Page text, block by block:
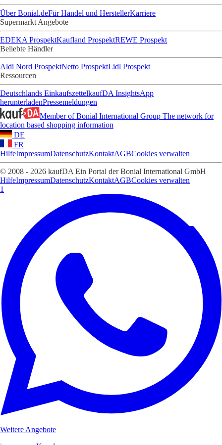
Über Bonial.deFür Handel und HerstellerKarriere
Supermarkt Angebote
EDEKA ProspektKaufland ProspektREWE Prospekt
Beliebte Händler
Aldi Nord ProspektNetto ProspektLidl Prospekt
Ressourcen
Deutschlands EinkaufszettelkaufDA InsightsApp
herunterladenPressemeldungen
Member of Bonial International Group The network for
location based shopping information
DE
FR
HilfeImpressumDatenschutzKontaktAGBCookies verwalten
© 2008 - 2026 kaufDA Ein Portal der Bonial International GmbH
HilfeImpressumDatenschutzKontaktAGBCookies verwalten
1
Weitere Angebote